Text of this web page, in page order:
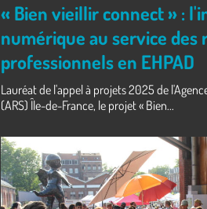
« Bien vieillir connect » :
numérique au service des
professionnels en EHPAD
Lauréat de l'appel à projets 2025 de
(ARS) Île-de-France, le projet « Bien...